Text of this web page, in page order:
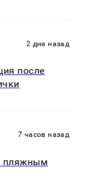
2 дня назад
после
7 часов назад
пляжным